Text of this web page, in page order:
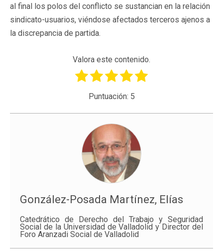
al final los polos del conflicto se sustancian en la relación
sindicato-usuarios, viéndose afectados terceros ajenos a
la discrepancia de partida.
Valora este contenido.
Puntuación: 5
González-Posada Martínez, Elías
Catedrático de Derecho del Trabajo y Seguridad
Social de la Universidad de Valladolid y Director del
Foro Aranzadi Social de Valladolid